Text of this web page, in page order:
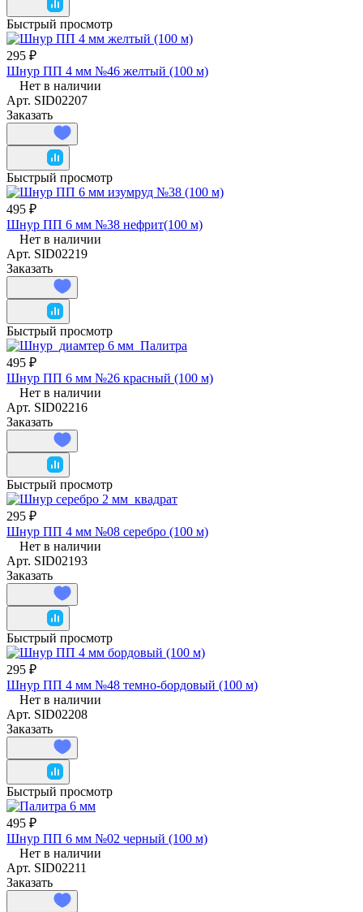
Быстрый просмотр
295 ₽
Шнур ПП 4 мм №46 желтый (100 м)
Нет в наличии
Арт. SID02207
Заказать
Быстрый просмотр
495 ₽
Шнур ПП 6 мм №38 нефрит(100 м)
Нет в наличии
Арт. SID02219
Заказать
Быстрый просмотр
495 ₽
Шнур ПП 6 мм №26 красный (100 м)
Нет в наличии
Арт. SID02216
Заказать
Быстрый просмотр
295 ₽
Шнур ПП 4 мм №08 серебро (100 м)
Нет в наличии
Арт. SID02193
Заказать
Быстрый просмотр
295 ₽
Шнур ПП 4 мм №48 темно-бордовый (100 м)
Нет в наличии
Арт. SID02208
Заказать
Быстрый просмотр
495 ₽
Шнур ПП 6 мм №02 черный (100 м)
Нет в наличии
Арт. SID02211
Заказать